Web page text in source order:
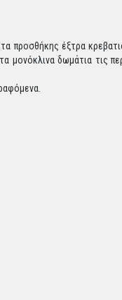
προσθήκης έξτρα
μονόκλινα δωμάτια τις